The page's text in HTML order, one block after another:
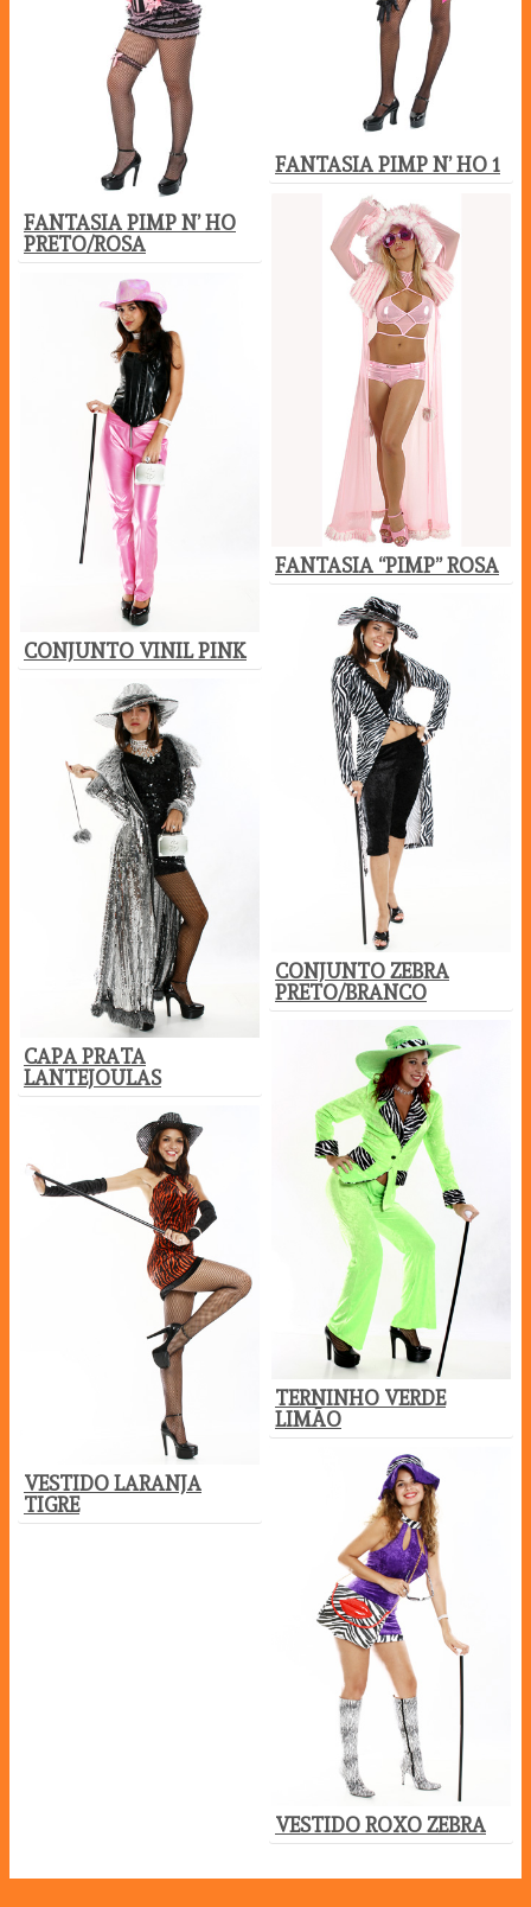
FANTASIA PIMP N’ HO 1
FANTASIA PIMP N’ HO
PRETO/ROSA
FANTASIA “PIMP” ROSA
CONJUNTO VINIL PINK
CONJUNTO ZEBRA
PRETO/BRANCO
CAPA PRATA
LANTEJOULAS
TERNINHO VERDE
LIMÃO
VESTIDO LARANJA
TIGRE
VESTIDO ROXO ZEBRA